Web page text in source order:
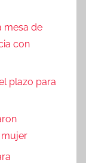
mesa de
con
plazo para
mujer